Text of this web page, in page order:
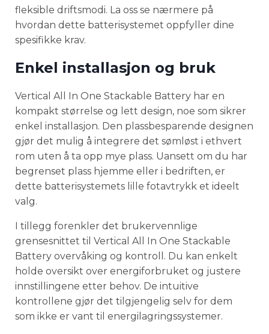
fleksible driftsmodi. La oss se nærmere på
hvordan dette batterisystemet oppfyller dine
spesifikke krav.
Enkel installasjon og bruk
Vertical All In One Stackable Battery har en
kompakt størrelse og lett design, noe som sikrer
enkel installasjon. Den plassbesparende designen
gjør det mulig å integrere det sømløst i ethvert
rom uten å ta opp mye plass. Uansett om du har
begrenset plass hjemme eller i bedriften, er
dette batterisystemets lille fotavtrykk et ideelt
valg.
I tillegg forenkler det brukervennlige
grensesnittet til Vertical All In One Stackable
Battery overvåking og kontroll. Du kan enkelt
holde oversikt over energiforbruket og justere
innstillingene etter behov. De intuitive
kontrollene gjør det tilgjengelig selv for dem
som ikke er vant til energilagringssystemer.